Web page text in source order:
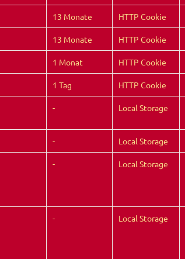
13 Monate HTTP Cookie
13 Monate HTTP Cookie
1 Monat HTTP Cookie
1 Tag HTTP Cookie
- Local Storage
- Local Storage
- Local Storage
- Local Storage